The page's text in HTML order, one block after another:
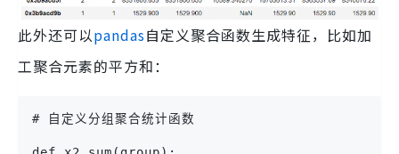
此外还可以pandas自定义聚合函数生成特征，比如加
工聚合元素的平方和：
# 自定义分组聚合统计函数